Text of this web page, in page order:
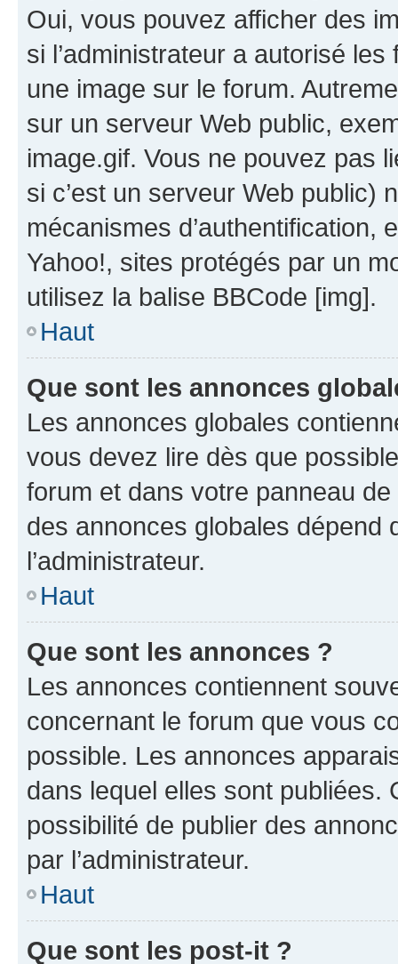
Oui, vous pouvez afficher des
si l’administrateur a autorisé
une image sur le forum.
sur un serveur Web public,
image.gif. Vous ne pouvez pas
si c’est un serveur Web public)
mécanismes d’authentification,
Yahoo!, sites protégés par un
utilisez la balise BBCode [img].
Haut
Que sont les annonces
Les annonces globales
vous devez lire dès que
forum et dans votre panneau
des annonces globales dépend
l’administrateur.
Haut
Que sont les annonces ?
Les annonces contiennent
concernant le forum que vous
possible. Les annonces
dans lequel elles sont publiées.
possibilité de publier des
par l’administrateur.
Haut
Que sont les post-it ?